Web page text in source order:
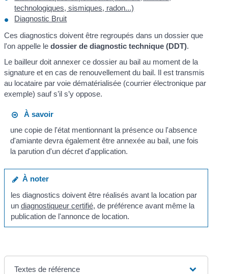
technologiques, sismiques, radon...)
Diagnostic Bruit
Ces diagnostics doivent être regroupés dans un dossier que
l'on appelle ledossier de diagnostic technique (DDT).
Le bailleur doit annexer ce dossier au bail au moment de la
signature et en cas de renouvellement du bail. Il est transmis
au locataire par voie dématérialisée (courrier électronique par
exemple) sauf s’il s’y oppose.
À savoir
une copie de l'état mentionnant la présence ou l'absence
d'amiante devra également être annexée au bail, une fois
la parution d'un décret d'application.
À noter
les diagnostics doivent être réalisés avant la location par
un diagnostiqueur certifié, de préférence avant même la
publication de l'annonce de location.
Textes de référence